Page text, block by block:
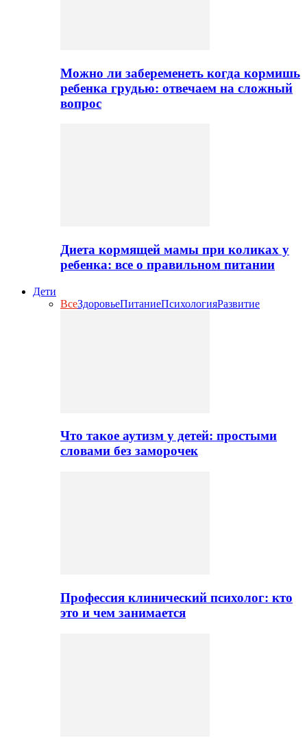
Можно ли забеременеть когда кормишь
ребенка грудью: отвечаем на сложный
вопрос
Диета кормящей мамы при коликах у
ребенка: все о правильном питании
Дети
ВсеЗдоровьеПитаниеПсихологияРазвитие
Что такое аутизм у детей: простыми
словами без заморочек
Профессия клинический психолог: кто
это и чем занимается